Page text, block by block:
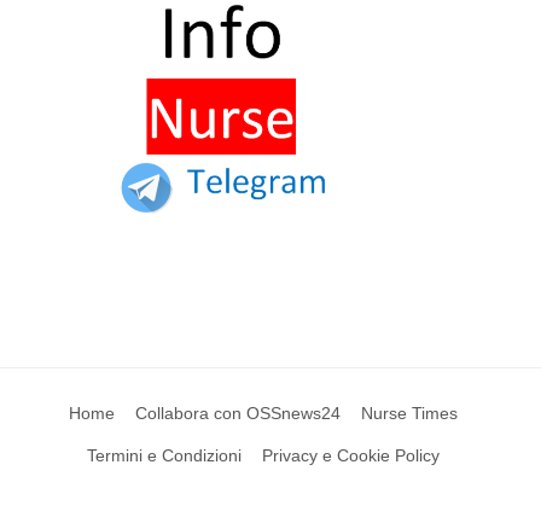
Home Collabora con OSSnews24 Nurse Times
Termini e Condizioni Privacy e Cookie Policy